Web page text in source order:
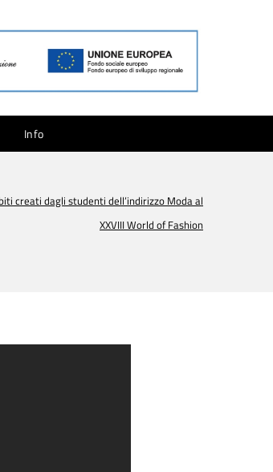
Info
creati dagli studenti dell’indirizzo Moda al
XXVIII World of Fashion